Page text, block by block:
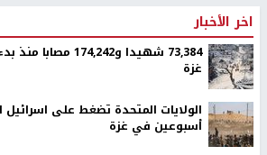
اخر الأخبار
73,384 شهيدا
غزة
الولايات المتحدة تضغط على
أسبوعين في غزة